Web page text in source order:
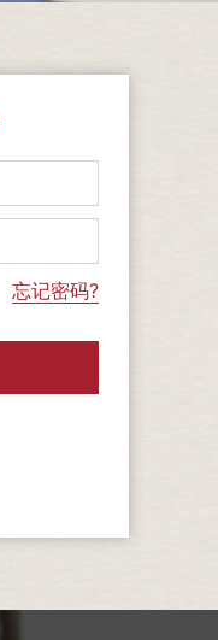
忘记密码?